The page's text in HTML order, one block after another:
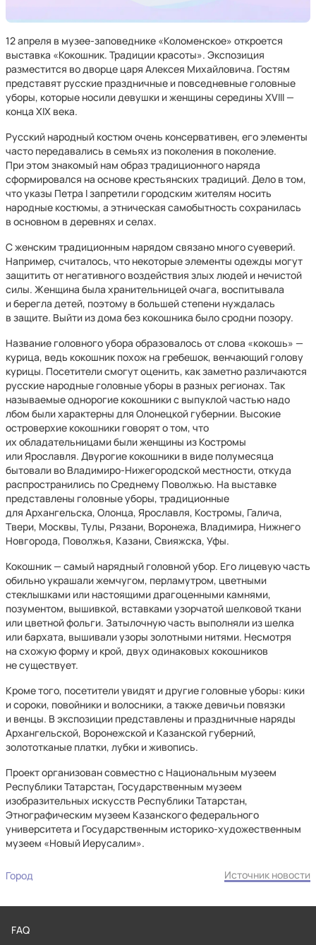
12 апреля в музее-заповеднике «Коломенское» откроется
выставка «Кокошник. Традиции красоты». Экспозиция
разместится во дворце царя Алексея Михайловича. Гостям
представят русские праздничные и повседневные головные
уборы, которые носили девушки и женщины середины XVIII —
конца XIX века.
Русский народный костюм очень консервативен, его элементы
часто передавались в семьях из поколения в поколение.
При этом знакомый нам образ традиционного наряда
сформировался на основе крестьянских традиций. Дело в том,
что указы Петра I запретили городским жителям носить
народные костюмы, а этническая самобытность сохранилась
в основном в деревнях и селах.
С женским традиционным нарядом связано много суеверий.
Например, считалось, что некоторые элементы одежды могут
защитить от негативного воздействия злых людей и нечистой
силы. Женщина была хранительницей очага, воспитывала
и берегла детей, поэтому в большей степени нуждалась
в защите. Выйти из дома без кокошника было сродни позору.
Название головного убора образовалось от слова «кокошь» —
курица, ведь кокошник похож на гребешок, венчающий голову
курицы. Посетители смогут оценить, как заметно различаются
русские народные головные уборы в разных регионах. Так
называемые однорогие кокошники с выпуклой частью надо
лбом были характерны для Олонецкой губернии. Высокие
островерхие кокошники говорят о том, что
их обладательницами были женщины из Костромы
или Ярославля. Двурогие кокошники в виде полумесяца
бытовали во Владимиро-Нижегородской местности, откуда
распространились по Среднему Поволжью. На выставке
представлены головные уборы, традиционные
для Архангельска, Олонца, Ярославля, Костромы, Галича,
Твери, Москвы, Тулы, Рязани, Воронежа, Владимира, Нижнего
Новгорода, Поволжья, Казани, Свияжска, Уфы.
Кокошник — самый нарядный головной убор. Его лицевую часть
обильно украшали жемчугом, перламутром, цветными
стеклышками или настоящими драгоценными камнями,
позументом, вышивкой, вставками узорчатой шелковой ткани
или цветной фольги. Затылочную часть выполняли из шелка
или бархата, вышивали узоры золотными нитями. Несмотря
на схожую форму и крой, двух одинаковых кокошников
не существует.
Кроме того, посетители увидят и другие головные уборы: кики
и сороки, повойники и волосники, а также девичьи повязки
и венцы. В экспозиции представлены и праздничные наряды
Архангельской, Воронежской и Казанской губерний,
золототканые платки, лубки и живопись.
Проект организован совместно с Национальным музеем
Республики Татарстан, Государственным музеем
изобразительных искусств Республики Татарстан,
Этнографическим музеем Казанского федерального
университета и Государственным историко-художественным
музеем «Новый Иерусалим».
Город Источник новости
FAQ